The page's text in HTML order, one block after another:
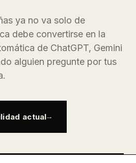
ya no va solo de
debe convertirse en la
de ChatGPT, Gemini
alguien pregunte por tus
actual